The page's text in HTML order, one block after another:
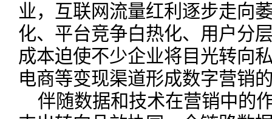
业，互联网流量红利逐步走向
化、平台竞争白热化、用户分
成本迫使不少企业将目光转向
电商等变现渠道形成数字营销
伴随数据和技术在营销中的